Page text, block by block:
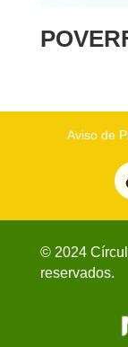
Aviso de
© 2024
reservados.